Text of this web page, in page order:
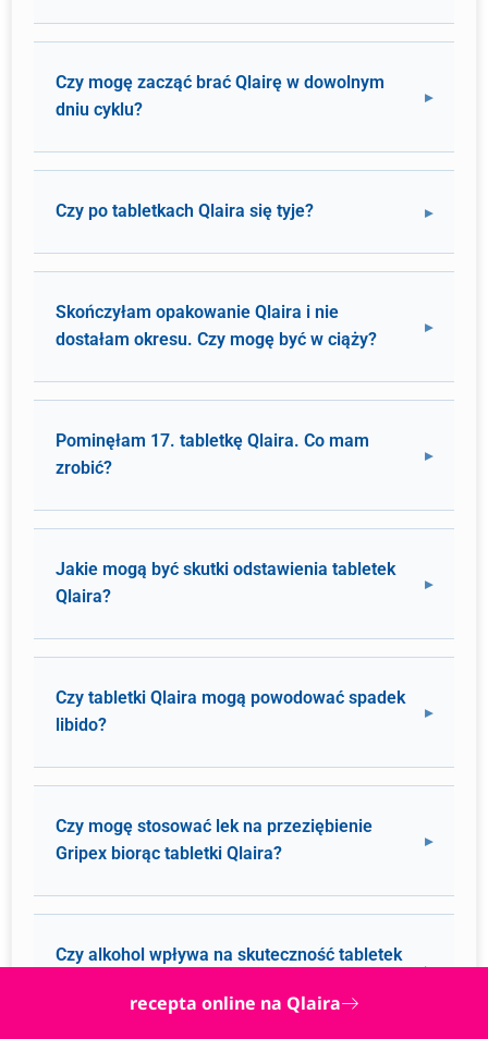
Czy mogę zacząć brać Qlairę w dowolnym
dniu cyklu?
Czy po tabletkach Qlaira się tyje?
Skończyłam opakowanie Qlaira i nie
dostałam okresu. Czy mogę być w ciąży?
Pominęłam 17. tabletkę Qlaira. Co mam
zrobić?
Jakie mogą być skutki odstawienia tabletek
Qlaira?
Czy tabletki Qlaira mogą powodować spadek
libido?
Czy mogę stosować lek na przeziębienie
Gripex biorąc tabletki Qlaira?
Czy alkohol wpływa na skuteczność tabletek
recepta online na Qlaira